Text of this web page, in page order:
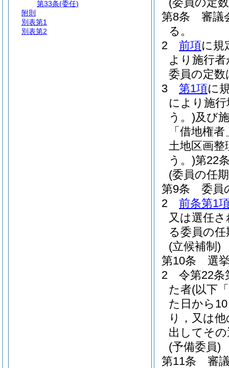
第8条
審議
る。
2
前項に規
より施行
委員の定
3
第1項に
により施
う。)及び
「借地権
土地区画整
う。)第22
(委員の任
第9条
委員
2
前条第1
又は選任
る委員の
(立候補制)
第10条
選
2
令第22
た者(以下
た日から
り，又は
出してそ
(予備委員)
第11条
審
第33条(委任)
附則
別表第1
別表第2